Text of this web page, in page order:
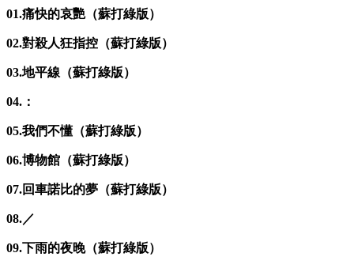
01.痛快的哀艷（蘇打綠版）
02.對殺人狂指控（蘇打綠版）
03.地平線（蘇打綠版）
04.：
05.我們不懂（蘇打綠版）
06.博物館（蘇打綠版）
07.回車諾比的夢（蘇打綠版）
08.／
09.下雨的夜晚（蘇打綠版）